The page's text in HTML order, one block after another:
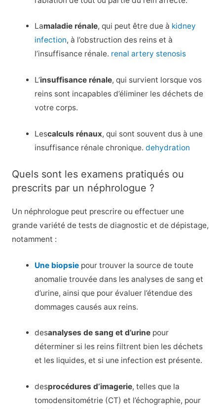
Lamaladie rénale, qui peut être due à kidney
infection, à l’obstruction des reins et à
l’insuffisance rénale. renal artery stenosis
L’insuffisance rénale, qui survient lorsque vos
reins sont incapables d’éliminer les déchets de
votre corps.
Lescalculs rénaux, qui sont souvent dus à une
insuffisance rénale chronique.dehydration
Quels sont les examens pratiqués ou
prescrits par un néphrologue ?
Un néphrologue peut prescrire ou effectuer une
grande variété de tests de diagnostic et de dépistage,
notamment :
Une biopsie pour trouver la source de toute
anomalie trouvée dans les analyses de sang et
d’urine, ainsi que pour évaluer l’étendue des
dommages causés aux reins.
desanalyses de sang et d’urine pour
déterminer si les reins filtrent bien les déchets
et les liquides, et si une infection est présente.
desprocédures d’imagerie, telles que la
tomodensitométrie (CT) et l’échographie, pour